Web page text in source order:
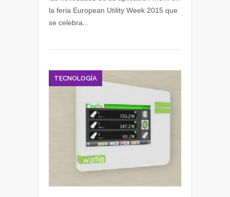
en
la
la feria European Utility Week 2015 que
se celebra...
TECNOLOGÍA